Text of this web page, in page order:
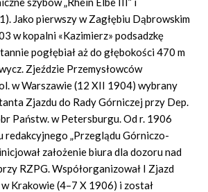
Jako pierwszy w Zagłębiu Dąbrowskim
w kopalni «Kazimierz» podsadzkę
pogłębiał aż do głębokości 470 m
Zjeździe Przemysłowców
w Warszawie (12 XII 1904) wybrany
Zjazdu do Rady Górniczej przy Dep.
Państw. w Petersburgu. Od r. 1906
redakcyjnego „Przeglądu Górniczo-
założenie biura dla dozoru nad
RZPG. Współorganizował I Zjazd
Krakowie (4–7 X 1906) i został